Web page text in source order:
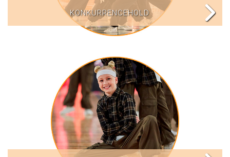
KONKURRENCEHOLD